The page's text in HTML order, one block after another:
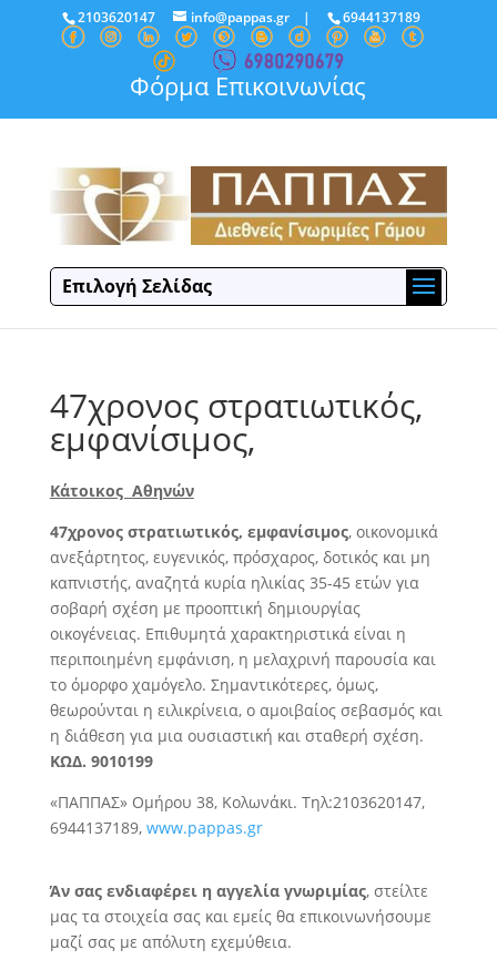
2103620147 info@pappas.gr| 6944137189
Φόρμα Επικοινωνίας
Επιλογή Σελίδας
47χρονος στρατιωτικός,
εμφανίσιμος,
Κάτοικος Αθηνών
47χρονος στρατιωτικός, εμφανίσιμος,οικονομικά
ανεξάρτητος, ευγενικός, πρόσχαρος, δοτικός και μη
καπνιστής, αναζητά κυρία ηλικίας 35-45 ετών για
σοβαρή σχέση με προοπτική δημιουργίας
οικογένειας. Επιθυμητά χαρακτηριστικά είναι η
περιποιημένη εμφάνιση, η μελαχρινή παρουσία και
το όμορφο χαμόγελο. Σημαντικότερες, όμως,
θεωρούνται η ειλικρίνεια, ο αμοιβαίος σεβασμός και
η διάθεση για μια ουσιαστική και σταθερή σχέση.
ΚΩΔ. 9010199
«ΠΑΠΠΑΣ» Ομήρου 38, Κολωνάκι. Τηλ:2103620147,
6944137189, www.pappas.gr
Άν σας ενδιαφέρει η αγγελία γνωριμίας, στείλτε
μας τα στοιχεία σας και εμείς θα επικοινωνήσουμε
μαζί σας με απόλυτη εχεμύθεια.